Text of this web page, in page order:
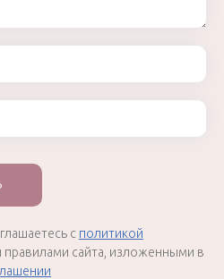
с политикой
правилами сайта, изложенными в